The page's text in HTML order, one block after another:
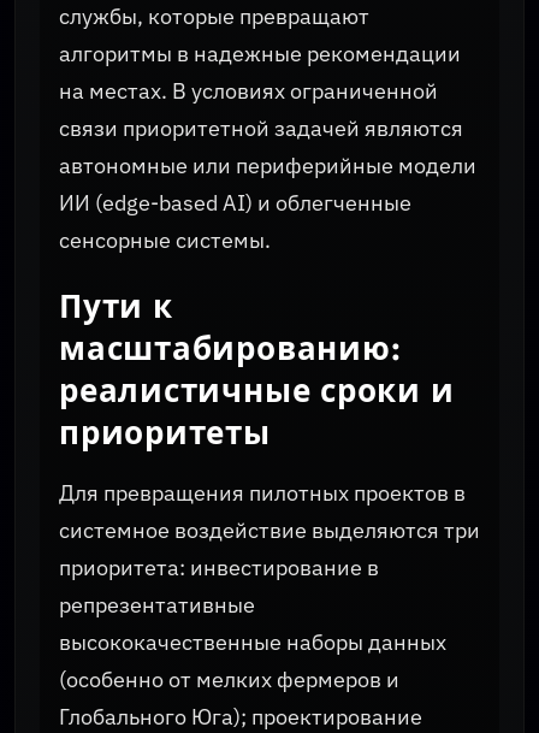
службы, которые превращают
алгоритмы в надежные рекомендации
на местах. В условиях ограниченной
связи приоритетной задачей являются
автономные или периферийные модели
ИИ (edge-based AI) и облегченные
сенсорные системы.
Пути к
масштабированию:
реалистичные сроки и
приоритеты
Для превращения пилотных проектов в
системное воздействие выделяются три
приоритета: инвестирование в
репрезентативные
высококачественные наборы данных
(особенно от мелких фермеров и
Глобального Юга); проектирование